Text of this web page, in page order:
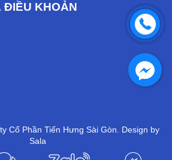
ĐIỀU KHOẢN
Cổ Phần Tiến Hưng Sài Gòn. Design by
Sala